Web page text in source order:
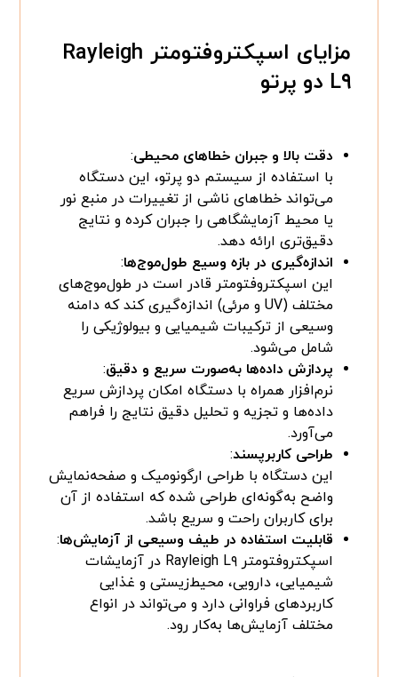
مزایای اسپکتروفتومتر Rayleigh
L۹ دو پرتو
دقت بالا و جبران خطاهای محیطی:
با استفاده از سیستم دو پرتو، این دستگاه
می‌تواند خطاهای ناشی از تغییرات در منبع نور
یا محیط آزمایشگاهی را جبران کرده و نتایج
دقیق‌تری ارائه دهد.
اندازه‌گیری در بازه وسیع طول‌موج‌ها:
این اسپکتروفتومتر قادر است در طول‌موج‌های
مختلف (UV و مرئی) اندازه‌گیری کند که دامنه
وسیعی از ترکیبات شیمیایی و بیولوژیکی را
شامل می‌شود.
پردازش داده‌ها به‌صورت سریع و دقیق:
نرم‌افزار همراه با دستگاه امکان پردازش سریع
داده‌ها و تجزیه و تحلیل دقیق نتایج را فراهم
می‌آورد.
طراحی کاربرپسند:
این دستگاه با طراحی ارگونومیک و صفحه‌نمایش
واضح به‌گونه‌ای طراحی شده که استفاده از آن
برای کاربران راحت و سریع باشد.
قابلیت استفاده در طیف وسیعی از آزمایش‌ها:
اسپکتروفتومتر Rayleigh L۹ در آزمایشات
شیمیایی، دارویی، محیط‌زیستی و غذایی
کاربردهای فراوانی دارد و می‌تواند در انواع
مختلف آزمایش‌ها به‌کار رود.